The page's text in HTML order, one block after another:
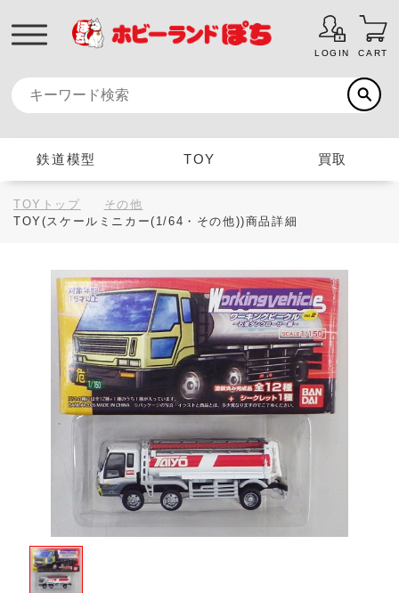
LOGIN CART
鉄道模型 TOY 買取
TOYトップ
その他
TOY(スケールミニカー(1/64・その他))商品詳細